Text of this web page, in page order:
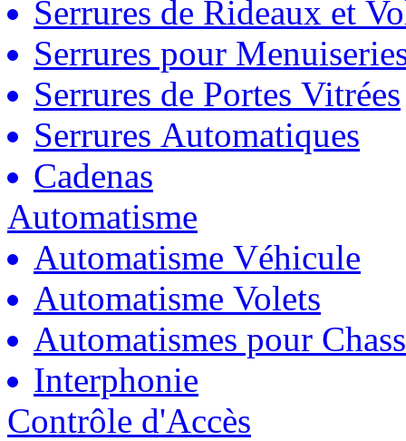
Serrures de Rideaux et
Serrures pour
Serrures de Portes Vitrées
Serrures Automatiques
Cadenas
Automatisme
Automatisme Véhicule
Automatisme Volets
Automatismes pour
Interphonie
Contrôle d'Accès